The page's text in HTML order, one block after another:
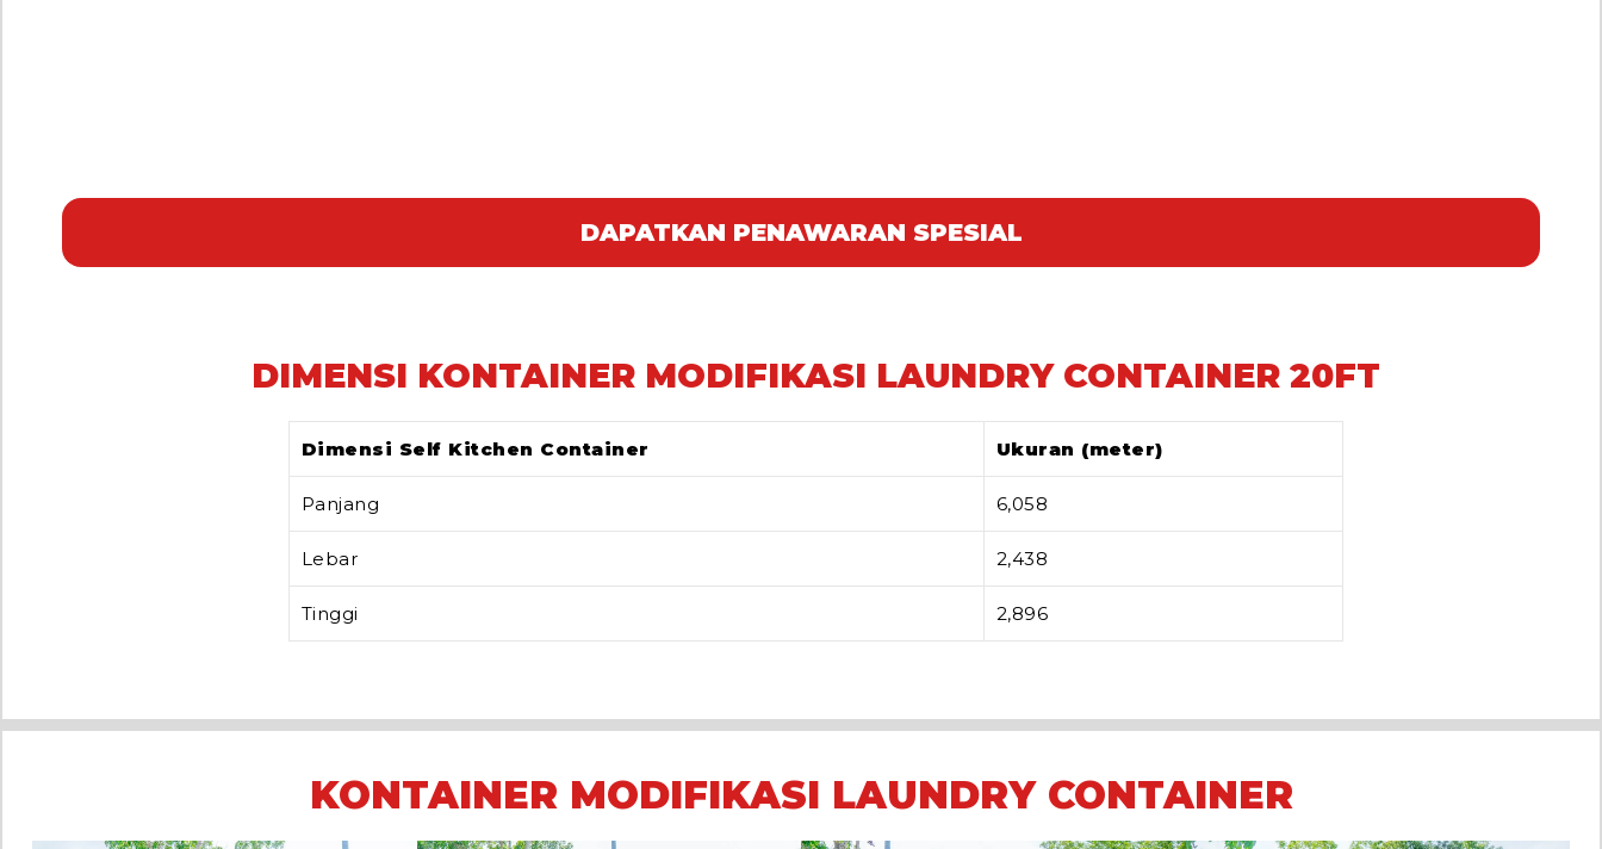
DAPATKAN PENAWARAN SPESIAL
DIMENSI KONTAINER MODIFIKASI LAUNDRY CONTAINER 20FT
Dimensi Self Kitchen Container Ukuran (meter)
Panjang 6,058
Lebar 2,438
Tinggi 2,896
KONTAINER MODIFIKASI LAUNDRY CONTAINER